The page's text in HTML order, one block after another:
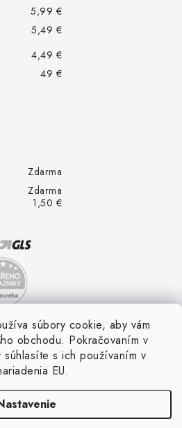
súbory cookie, aby vám
obchodu. Pokračovaním v
s ich používaním v
EU.
5,99 €
5,49 €
4,49 €
49 €
Zdarma
Zdarma
1,50 €